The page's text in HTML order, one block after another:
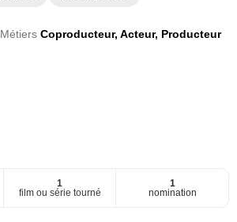
MétiersCoproducteur,Acteur, Producteur
1
film ou série tourné
1
nomination